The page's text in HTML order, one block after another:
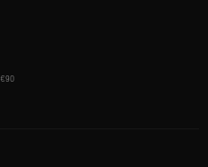
€90